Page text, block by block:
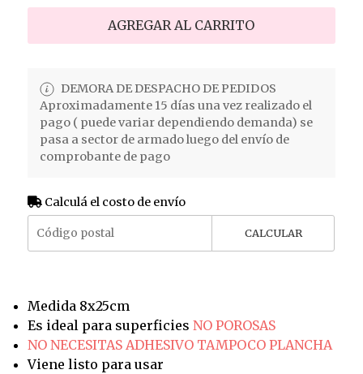
AGREGAR AL CARRITO
DEMORA DE DESPACHO DE PEDIDOS
Aproximadamente 15 días una vez realizado el
pago ( puede variar dependiendo demanda) se
pasa a sector de armado luego del envío de
comprobante de pago
Calculá el costo de envío
CALCULAR
Medida 8x25cm
Es ideal para superficies NO POROSAS
NO NECESITAS ADHESIVO TAMPOCO PLANCHA
Viene listo para usar